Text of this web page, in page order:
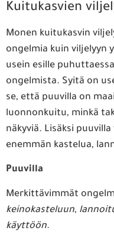
Kuitukasvien
Monen kuitukasvin
ongelmia kuin viljelyyn
usein esille
ongelmista. Syitä on
se, että puuvilla on
luonnonkuitu, minkä
näkyviä. Lisäksi
enemmän kastelua,
Puuvilla
Merkittävimmät
keinokasteluun,
käyttöön.